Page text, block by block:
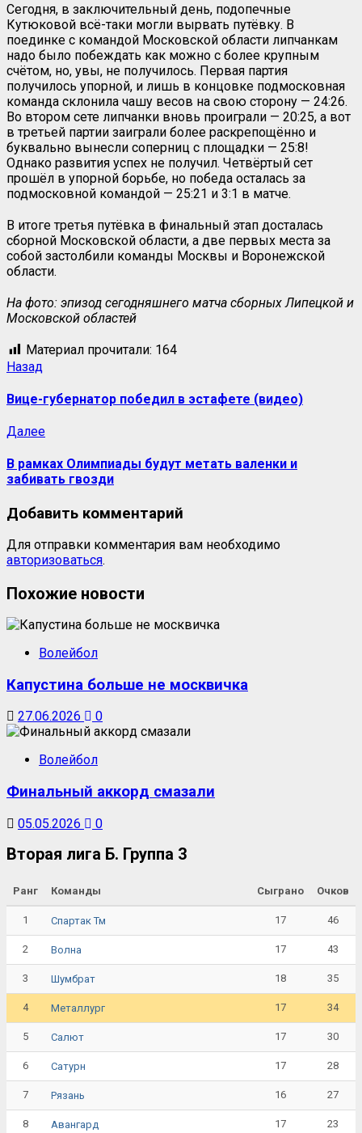
Сегодня, в заключительный день, подопечные
Кутюковой всё-таки могли вырвать путёвку. В
поединке с командой Московской области липчанкам
надо было побеждать как можно с более крупным
счётом, но, увы, не получилось. Первая партия
получилось упорной, и лишь в концовке подмосковная
команда склонила чашу весов на свою сторону — 24:26.
Во втором сете липчанки вновь проиграли — 20:25, а вот
в третьей партии заиграли более раскрепощённо и
буквально вынесли соперниц с площадки — 25:8!
Однако развития успех не получил. Четвёртый сет
прошёл в упорной борьбе, но победа осталась за
подмосковной командой — 25:21 и 3:1 в матче.
В итоге третья путёвка в финальный этап досталась
сборной Московской области, а две первых места за
собой застолбили команды Москвы и Воронежской
области.
На фото: эпизод сегодняшнего матча сборных Липецкой и
Московской областей
Материал прочитали: 164
Назад
Вице-губернатор победил в эстафете (видео)
Далее
В рамках Олимпиады будут метать валенки и
забивать гвозди
Добавить комментарий
Для отправки комментария вам необходимо
авторизоваться.
Похожие новости
Волейбол
Капустина больше не москвичка
27.06.2026 0
Волейбол
Финальный аккорд смазали
05.05.2026 0
Вторая лига Б. Группа 3
Ранг Команды Сыграно Очков
1 Спартак Тм 17 46
2 Волна 17 43
3 Шумбрат 18 35
4 Металлург 17 34
5 Салют 17 30
6 Сатурн 17 28
7 Рязань 16 27
8 Авангард 17 23